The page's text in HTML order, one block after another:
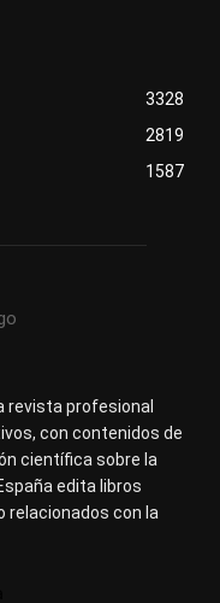
3328
2819
1587
revista profesional
con contenidos de
científica sobre la
edita libros
relacionados con la